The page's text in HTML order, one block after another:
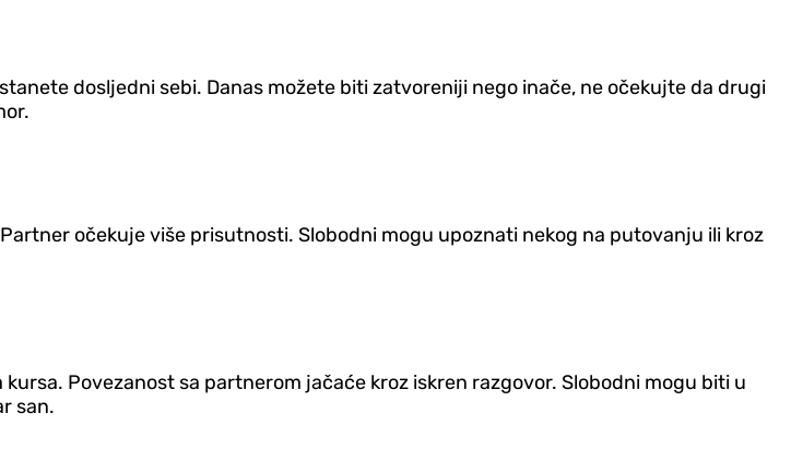
dosljedni sebi. Danas možete biti zatvoreniji nego inače, ne očekujte da drugi
očekuje više prisutnosti. Slobodni mogu upoznati nekog na putovanju ili kroz
Povezanost sa partnerom jačaće kroz iskren razgovor. Slobodni mogu biti u
san.